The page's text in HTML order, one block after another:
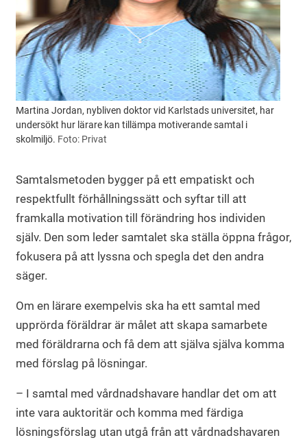
Martina Jordan, nybliven doktor vid Karlstads universitet, har
undersökt hur lärare kan tillämpa motiverande samtal i
skolmiljö. Foto: Privat
Samtalsmetoden bygger på ett empatiskt och
respektfullt förhållningssätt och syftar till att
framkalla motivation till förändring hos individen
själv. Den som leder samtalet ska ställa öppna frågor,
fokusera på att lyssna och spegla det den andra
säger.
Om en lärare exempelvis ska ha ett samtal med
upprörda föräldrar är målet att skapa samarbete
med föräldrarna och få dem att själva själva komma
med förslag på lösningar.
– I samtal med vårdnadshavare handlar det om att
inte vara auktoritär och komma med färdiga
lösningsförslag utan utgå från att vårdnadshavaren